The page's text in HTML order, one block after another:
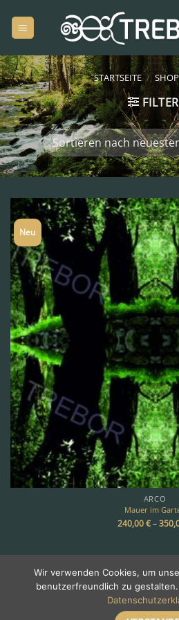
Inhalt
springen
STARTSEITE / SHOP
FILTER
Neu
ARCO
Mauer im
240,00€–
Copyright 2026 ©
Galerie•
Wir verwenden Cookies, um
benutzerfreundlich zu